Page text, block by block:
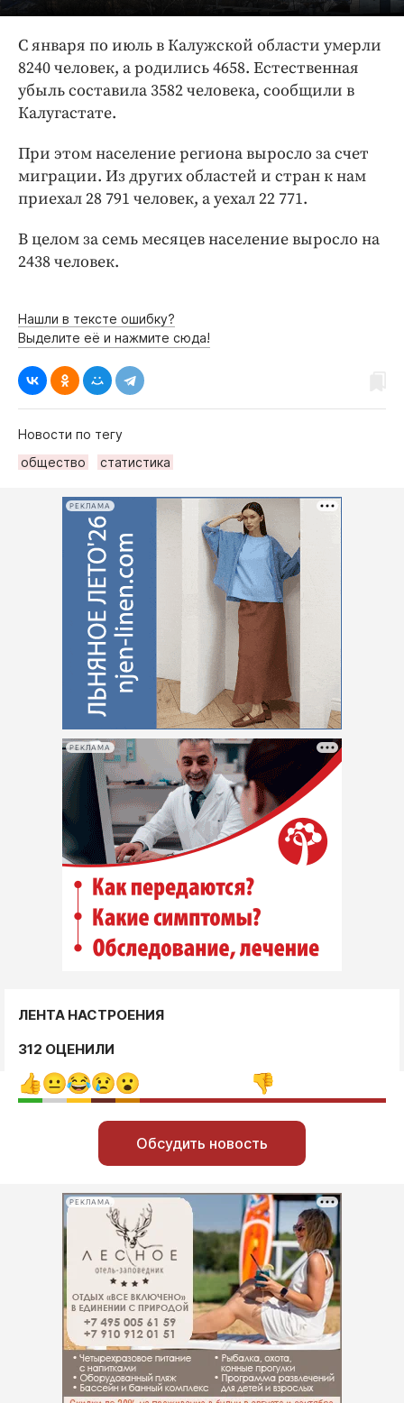
Спорт
Экономика и бизнес
ПРОЕКТЫ
Блоги
Медиаперсона
Интересное чтиво
Бренд года
С января по июль в Калужской области умерли
8240 человек, а родились 4658. Естественная
убыль составила 3582 человека, сообщили в
Калугастате.
При этом население региона выросло за счет
миграции. Из других областей и стран к нам
приехал 28 791 человек, а уехал 22 771.
В целом за семь месяцев население выросло на
2438 человек.
Нашли в тексте ошибку?
Выделите её и нажмите сюда!
Новости по тегу
общество
статистика
РЕКЛАМА
РЕКЛАМА
ЛЕНТА НАСТРОЕНИЯ
312 ОЦЕНИЛИ
Обсудить новость
РЕКЛАМА